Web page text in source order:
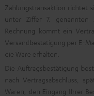
Zahlungstransaktion richtet
unter Ziffer 7. genannten
Rechnung kommt ein
Versandbestätigung per E-
die Ware erhalten.
Die Auftragsbestätigung
nach Vertragsabschluss,
Waren, den Eingang Ihrer